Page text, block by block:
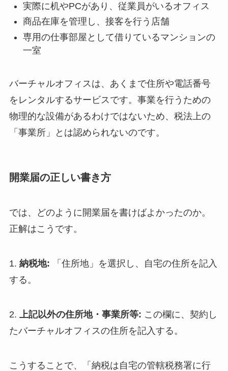
実際に机やPCがあり、従業員がいるオフィス
商品在庫を管理し、接客を行う店舗
専用の仕事部屋として借りているマンションの
一室
バーチャルオフィスは、あくまで住所や電話番号
をレンタルするサービスです。事業を行うための
物理的な設備があるわけではないため、税法上の
「事業所」とは認められないのです。
開業届の正しい書き方
では、どのように開業届を書けばよかったのか。
正解はこうです。
1. 納税地: 「住所地」を選択し、自宅の住所を記入
する。
2. 上記以外の住所地・事業所等: この欄に、契約し
たバーチャルオフィスの住所を記入する。
こうすることで、「納税は自宅の管轄税務署に行